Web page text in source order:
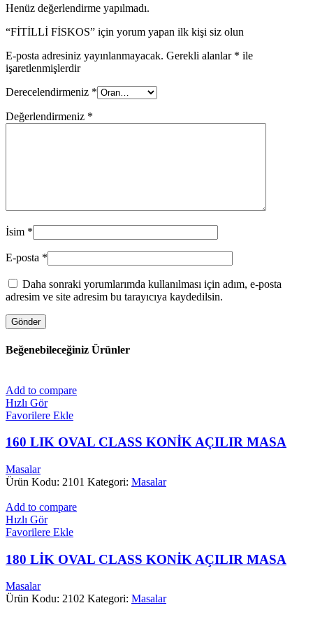
Henüz değerlendirme yapılmadı.
“FİTİLLİ FİSKOS” için yorum yapan ilk kişi siz olun
E-posta adresiniz yayınlanmayacak. Gerekli alanlar * ile
işaretlenmişlerdir
Derecelendirmeniz *
Değerlendirmeniz *
İsim *
E-posta *
Daha sonraki yorumlarımda kullanılması için adım, e-posta
adresim ve site adresim bu tarayıcıya kaydedilsin.
Beğenebileceğiniz Ürünler
Add to compare
Hızlı Gör
Favorilere Ekle
160 LIK OVAL CLASS KONİK AÇILIR MASA
Masalar
Ürün Kodu: 2101 Kategori: Masalar
Add to compare
Hızlı Gör
Favorilere Ekle
180 LİK OVAL CLASS KONİK AÇILIR MASA
Masalar
Ürün Kodu: 2102 Kategori: Masalar